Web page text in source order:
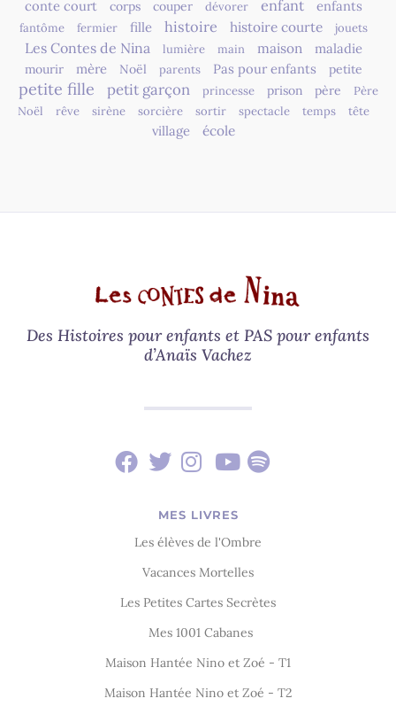
conte court
corps couper dévorer enfant enfants
fantôme fermier fille histoire histoire courte jouets
Les Contes de Nina lumière main maison maladie
mourir mère Noël parents Pas pour enfants petite
petite fille petit garçon princesse prison père
Père
Noël
rêve sirène sorcière sortir spectacle temps tête
village école
Des Histoires pour enfants et PAS pour enfants
d’Anaïs Vachez
MES LIVRES
Les élèves de l'Ombre
Vacances Mortelles
Les Petites Cartes Secrètes
Mes 1001 Cabanes
Maison Hantée Nino et Zoé - T1
Maison Hantée Nino et Zoé - T2